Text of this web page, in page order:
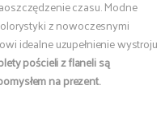
czasu. Modne
z nowoczesnymi
idealne uzupełnienie wystroju
pościeli z flaneli są
na prezent.